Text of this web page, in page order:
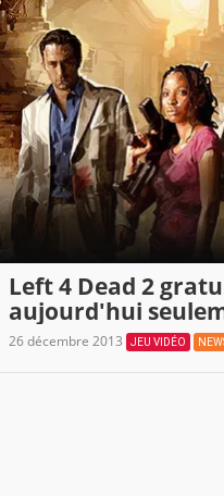
Left 4 Dead 2
aujourd'hui
26 décembre 2013 JEU VIDÉO